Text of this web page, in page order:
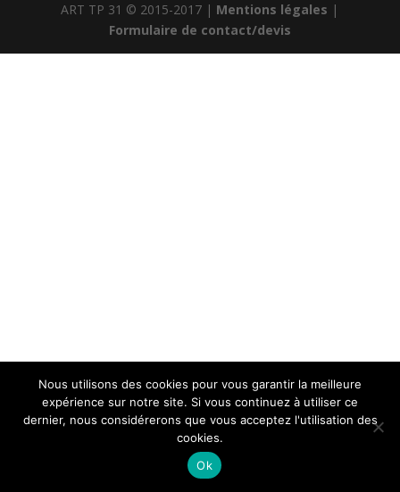
ART TP 31 © 2015-2017 | Mentions légales |
Formulaire de contact/devis
Nous utilisons des cookies pour vous garantir la meilleure
expérience sur notre site. Si vous continuez à utiliser ce
dernier, nous considérerons que vous acceptez l'utilisation des
cookies.
Ok